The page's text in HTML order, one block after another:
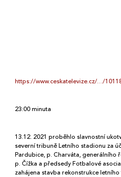
https://www.ceskatelevize.cz/…/
23:00 minuta
13.12. 2021 proběhlo slavnostní
severní tribuně Letního stadionu za
Pardubice, p. Charváta, generálního
p. Čížka a předsedy Fotbalové
zahájena stavba rekonstrukce